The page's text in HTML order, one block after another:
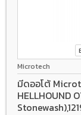
Microtech
มีดออโต้
HELLHOUND